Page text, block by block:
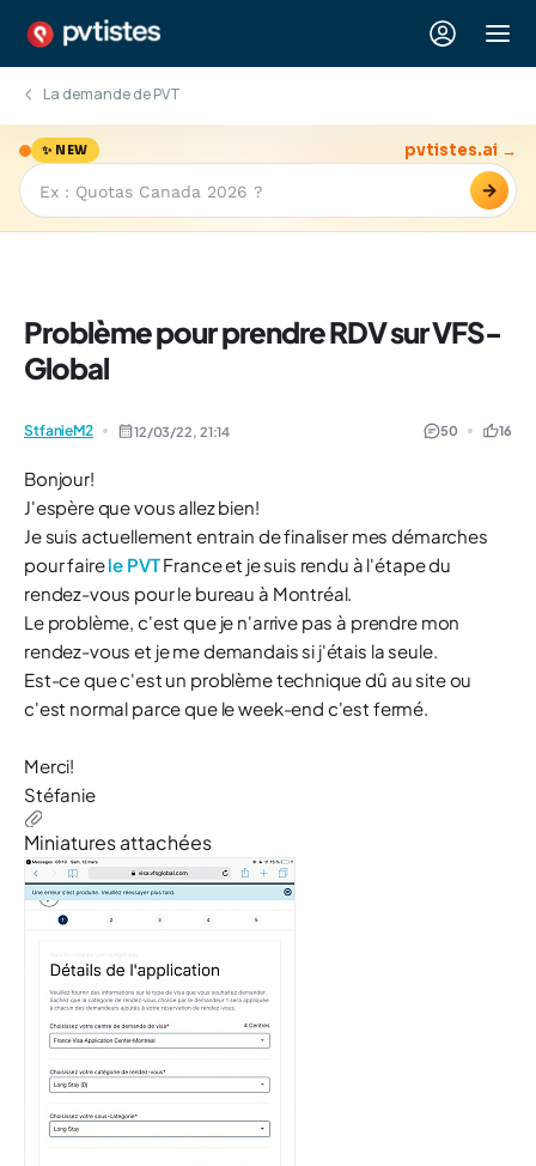
La demande de PVT
✨ NEW
→
pvtistes.ai →
Problème pour prendre RDV sur VFS-
Global
StfanieM2 12/03/22, 21:14 50 16
Bonjour!
J'espère que vous allez bien!
Je suis actuellement entrain de finaliser mes démarches
pour fairele PVTFrance et je suis rendu à l'étape du
rendez-vous pour le bureau à Montréal.
Le problème, c'est que je n'arrive pas à prendre mon
rendez-vous et je me demandais si j'étais la seule.
Est-ce que c'est un problème technique dû au site ou
c'est normal parce que le week-end c'est fermé.
Merci!
Stéfanie
Miniatures attachées